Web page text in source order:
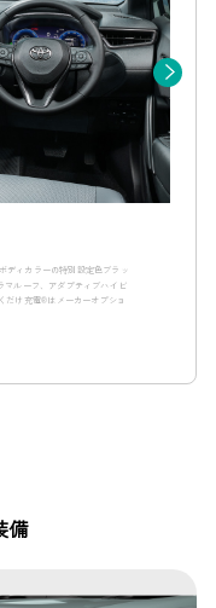
ディカラーの特別設定色ブラッ
マルーフ、アダプティブハイビ
だけ充電®︎はメーカーオプショ
備